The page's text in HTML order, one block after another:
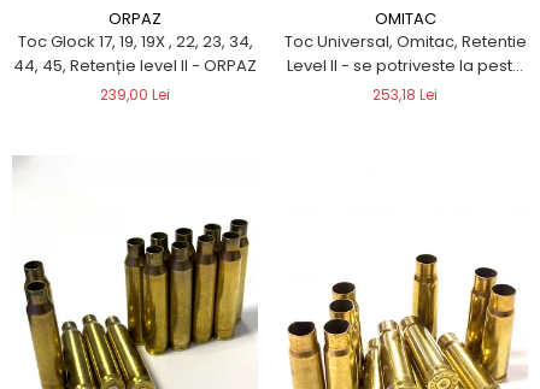
ORPAZ
Toc Glock 17, 19, 19X , 22, 23, 34,
44, 45, Retenție level II - ORPAZ
239,00 Lei
OMITAC
Toc Universal, Omitac, Retentie
Level II - se potriveste la peste
200 pistoale
253,18 Lei